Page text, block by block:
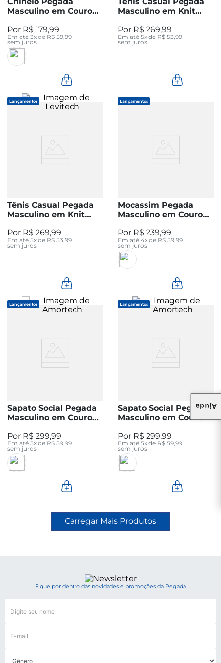
Ajuda
Masculino em Couro
R$ 179,99
Em até 3x de R$ 59,99
sem juros
Masculino em Knit
R$ 269,99
Em até 5x de R$ 53,99
sem juros
Lançamentos
Tênis Casual Pegada
Masculino em Knit
R$ 269,99
Em até 5x de R$ 53,99
sem juros
Lançamentos
Mocassim Pegada
Masculino em Couro
R$ 239,99
Em até 4x de R$ 59,99
sem juros
Lançamentos
Sapato Social Pegada
Masculino em Couro
R$ 299,99
Em até 5x de R$ 59,99
sem juros
Lançamentos
Sapato Social Pegada
Masculino em Couro
R$ 299,99
Em até 5x de R$ 59,99
sem juros
Fique por dentro das novidades e promoções da Pegada